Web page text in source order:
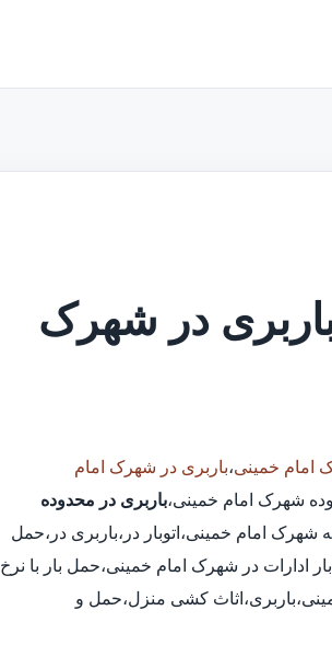
در شهرک
امام خمینی،باربری در شهرک امام
باربری در محدوده
شهرک امام خمینی،اتوبار در،باربری در،حمل
در شهرک امام خمینی،حمل بار با نرخ
کشی منزل،حمل و